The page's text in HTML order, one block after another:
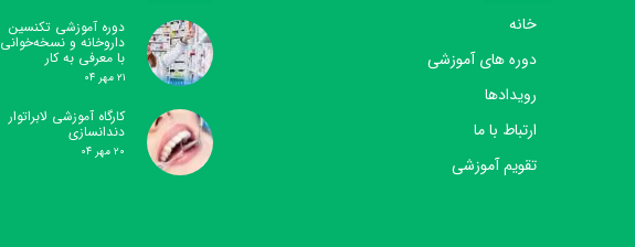
خانه
دوره های آموزشی
رویدادها
ارتباط با ما
تقویم آموزشی
دوره آموزشی تکنسین
داروخانه و نسخه‌خوانی
با معرفی به کار
۲۱ مهر ۰۴
کارگاه آموزشی لابراتوار
دندانسازی
۲۰ مهر ۰۴